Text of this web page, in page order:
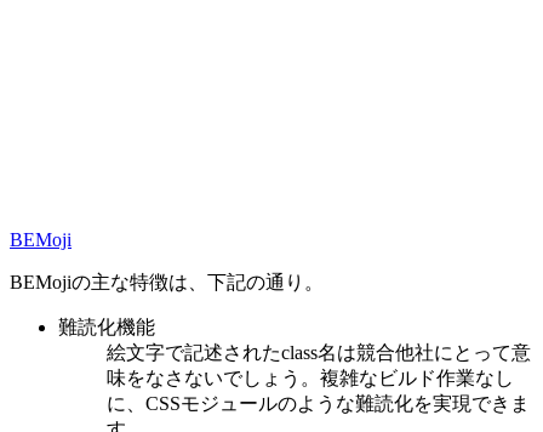
BEMoji
BEMojiの主な特徴は、下記の通り。
難読化機能
絵文字で記述されたclass名は競合他社にとって意
味をなさないでしょう。複雑なビルド作業なし
に、CSSモジュールのような難読化を実現できま